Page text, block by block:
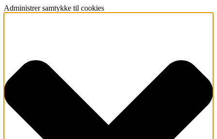
Administrer samtykke til cookies